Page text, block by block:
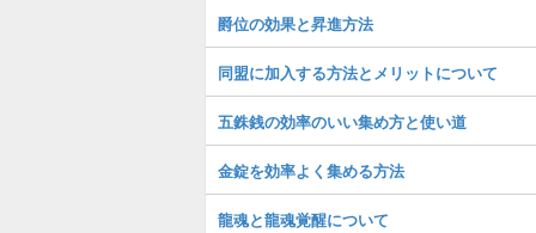
爵位の効果と昇進方法
同盟に加入する方法とメリットについて
五銖銭の効率のいい集め方と使い道
金錠を効率よく集める方法
龍魂と龍魂覚醒について